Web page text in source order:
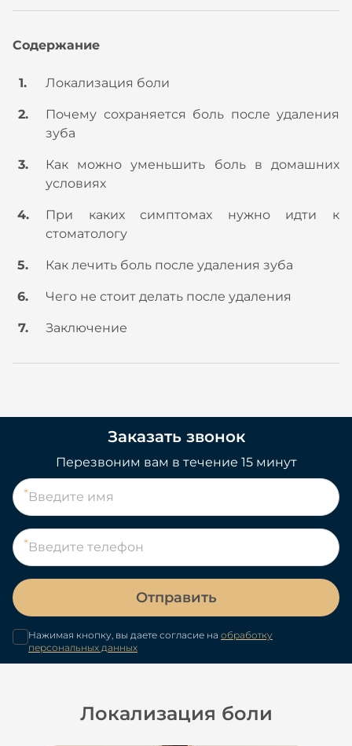
Содержание
Локализация боли
Почему сохраняется боль после удаления
зуба
Как можно уменьшить боль в домашних
условиях
При каких симптомах нужно идти к
стоматологу
Как лечить боль после удаления зуба
Чего не стоит делать после удаления
Заключение
Заказать звонок
Перезвоним вам в течение 15 минут
Отправить
Нажимая кнопку, вы даете согласие на обработку
персональных данных
Локализация боли